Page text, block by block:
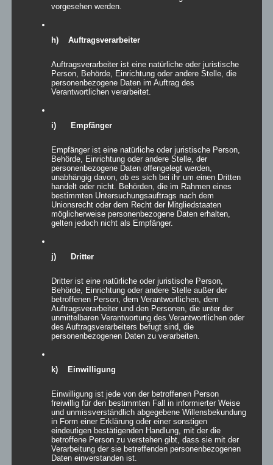
rated-1(0)
rated-2
rated-3
(0)
rated-5(25)
Produkt-Kategorien
Produkt Schlagwörter
Produkt Aufbauzeit
Produkt Beleuchtung
Catering
Dekoration(181)
Equipmentverleiher/Zeltverleiher (173)
Event(181)
Gala(1)
Hochzeit(37)
Kirche/Soziale Einrichtungen
Ladenbau
Location/Hotel (171)
Marketing/Werbeagentur/PR/Medien(174)
Messe
(147)
Promotion/Werbemittel (143)
Schulen(5)
vorgesehen werden.
h) Auftragsverarbeiter
Auftragsverarbeiter ist eine natürliche oder juristische
Person, Behörde, Einrichtung oder andere Stelle, die
personenbezogene Daten im Auftrag des
Verantwortlichen verarbeitet.
i) Empfänger
Empfänger ist eine natürliche oder juristische Person,
Behörde, Einrichtung oder andere Stelle, der
personenbezogene Daten offengelegt werden,
unabhängig davon, ob es sich bei ihr um einen Dritten
handelt oder nicht. Behörden, die im Rahmen eines
bestimmten Untersuchungsauftrags nach dem
Unionsrecht oder dem Recht der Mitgliedstaaten
möglicherweise personenbezogene Daten erhalten,
gelten jedoch nicht als Empfänger.
j) Dritter
Dritter ist eine natürliche oder juristische Person,
Behörde, Einrichtung oder andere Stelle außer der
betroffenen Person, dem Verantwortlichen, dem
Auftragsverarbeiter und den Personen, die unter der
unmittelbaren Verantwortung des Verantwortlichen oder
des Auftragsverarbeiters befugt sind, die
personenbezogenen Daten zu verarbeiten.
k) Einwilligung
Einwilligung ist jede von der betroffenen Person
freiwillig für den bestimmten Fall in informierter Weise
und unmissverständlich abgegebene Willensbekundung
in Form einer Erklärung oder einer sonstigen
eindeutigen bestätigenden Handlung, mit der die
betroffene Person zu verstehen gibt, dass sie mit der
Verarbeitung der sie betreffenden personenbezogenen
Daten einverstanden ist.